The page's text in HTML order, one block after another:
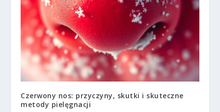
Czerwony nos: przyczyny, skutki i skuteczne
metody pielęgnacji